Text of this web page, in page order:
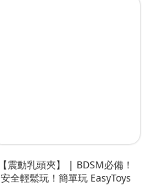
【震動乳頭夾】 | BDSM必備！
安全輕鬆玩！簡單玩 EasyToys